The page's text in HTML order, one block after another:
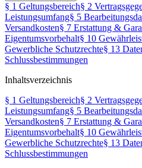
§ 1 Geltungsbereich§ 2
Leistungsumfang§ 5
Versandkosten§ 7 Erstattung &
Eigentumsvorbehalt§ 10
Gewerbliche Schutzrechte§ 13
Schlussbestimmungen
Inhaltsverzeichnis
§ 1 Geltungsbereich§ 2
Leistungsumfang§ 5
Versandkosten§ 7 Erstattung &
Eigentumsvorbehalt§ 10
Gewerbliche Schutzrechte§ 13
Schlussbestimmungen